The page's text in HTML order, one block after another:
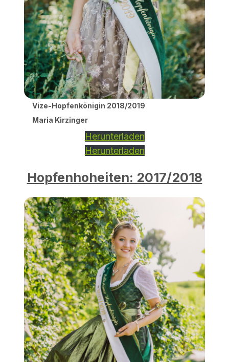
Vize-Hopfenkönigin 2018/2019
Maria Kirzinger
Herunterladen
Herunterladen
Hopfenhoheiten: 2017/2018